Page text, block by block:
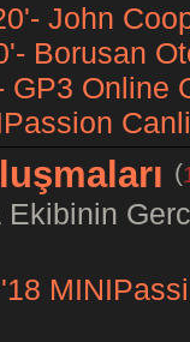
John
Borusan
GP3 Online
(